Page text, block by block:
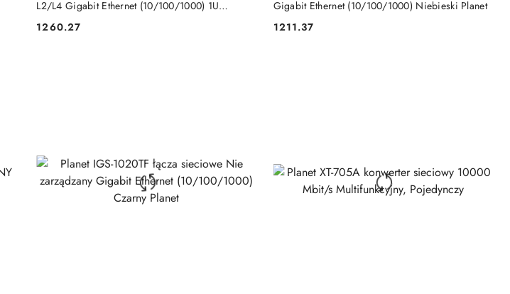
L2/L4 Gigabit Ethernet (10/100/1000) 1U
Cena:
1260.27
Gigabit Ethernet (10/100/1000) Niebieski Planet
Cena:
1211.37